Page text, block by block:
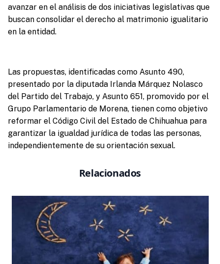
avanzar en el análisis de dos iniciativas legislativas que
buscan consolidar el derecho al matrimonio igualitario
en la entidad.
Las propuestas, identificadas como Asunto 490,
presentado por la diputada Irlanda Márquez Nolasco
del Partido del Trabajo, y Asunto 651, promovido por el
Grupo Parlamentario de Morena, tienen como objetivo
reformar el Código Civil del Estado de Chihuahua para
garantizar la igualdad jurídica de todas las personas,
independientemente de su orientación sexual.
Relacionados